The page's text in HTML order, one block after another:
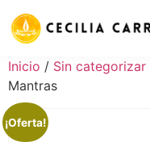
Inicio / Sin categorizar
Mantras
¡Oferta!